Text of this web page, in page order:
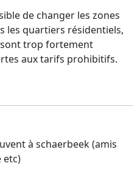
de changer les zones
les quartiers résidentiels,
trop fortement
aux tarifs prohibitifs.
à schaerbeek (amis
etc)